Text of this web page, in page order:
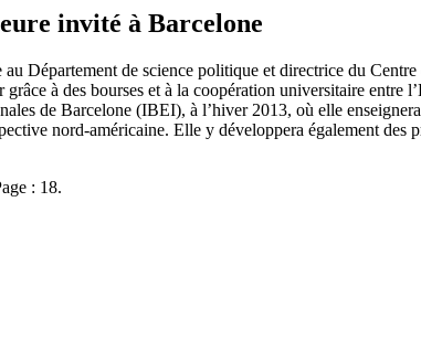
invité à Barcelone
Département de science politique et directrice du
grâce à des bourses et à la coopération universitaire
de Barcelone (IBEI), à l’hiver 2013, où elle
nord-américaine. Elle y développera également
: 18.